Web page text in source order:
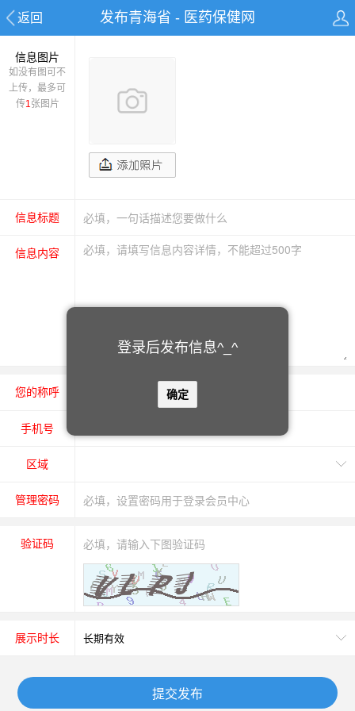
登录后发布信息^_^
确定
返回 发布青海省 - 医药保健网
信息图片
如没有图可不
上传，最多可
传1张图片
信息标题
信息内容
您的称呼 女士
手机号
区域
管理密码
验证码
展示时长
提交发布